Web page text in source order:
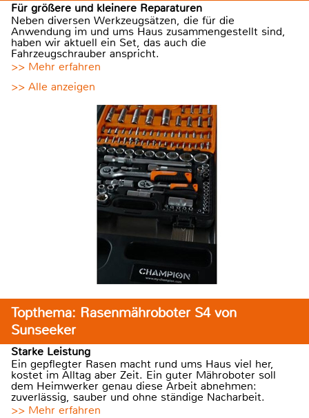
Für größere und kleinere Reparaturen
Neben diversen Werkzeugsätzen, die für die
Anwendung im und ums Haus zusammengestellt sind,
haben wir aktuell ein Set, das auch die
Fahrzeugschrauber anspricht.
>> Mehr erfahren
>> Alle anzeigen
Topthema: Rasenmähroboter S4 von
Sunseeker
Starke Leistung
Ein gepflegter Rasen macht rund ums Haus viel her,
kostet im Alltag aber Zeit. Ein guter Mähroboter soll
dem Heimwerker genau diese Arbeit abnehmen:
zuverlässig, sauber und ohne ständige Nacharbeit.
>> Mehr erfahren